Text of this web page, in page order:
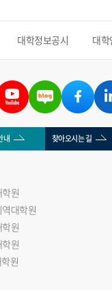
대학정보공시 대
내 찾아오시는 길
원
대학원
원
원
원